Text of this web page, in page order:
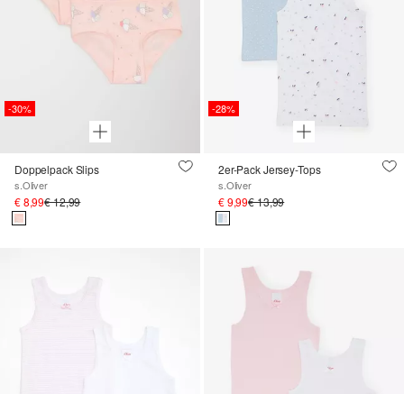
-30%
Doppelpack Slips
s.Oliver
€ 8,99€ 12,99
-28%
2er-Pack Jersey-Tops
s.Oliver
€ 9,99€ 13,99